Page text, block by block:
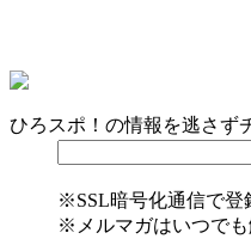
ひろスポ！の情報を逃さず
※SSL暗号化通信で登
※メルマガはいつでも